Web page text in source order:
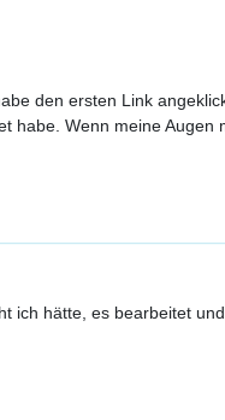
den ersten Link
habe. Wenn meine
ich hätte, es bearbeitet